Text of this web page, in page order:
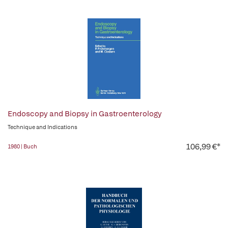
Endoscopy and Biopsy in Gastroenterology
Technique and Indications
1980 | Buch 106,99 €*